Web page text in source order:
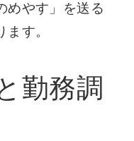
めやす」を送る
す。
勤務調